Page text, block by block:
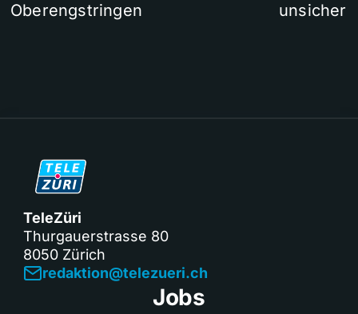
Oberengstringen
unsicher
TeleZüri
Thurgauerstrasse 80
8050 Zürich
redaktion@telezueri.ch
Jobs